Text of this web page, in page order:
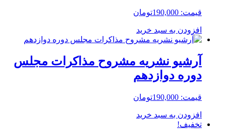
قیمت: 190,000تومان
افزودن به سبد خرید
آرشیو نشریه مشروح مذاکرات مجلس
دوره دوازدهم
قیمت: 190,000تومان
افزودن به سبد خرید
تخفیف!